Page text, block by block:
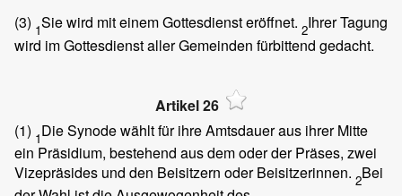
(3) 1Sie wird mit einem Gottesdienst eröffnet. 2Ihrer Tagung
wird im Gottesdienst aller Gemeinden fürbittend gedacht.
Artikel 26
(1) 1Die Synode wählt für ihre Amtsdauer aus ihrer Mitte
ein Präsidium, bestehend aus dem oder der Präses, zwei
Vizepräsides und den Beisitzern oder Beisitzerinnen. 2Bei